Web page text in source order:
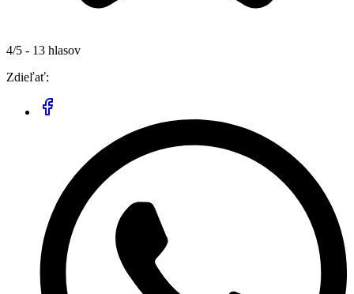
4/5 - 13 hlasov
Zdieľať: